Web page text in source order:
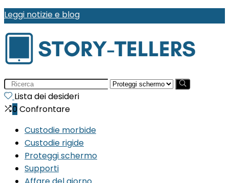
Leggi notizie e blog
Search
for:Lista dei desideri
0 Confrontare
Custodie morbide
Custodie rigide
Proteggi schermo
Supporti